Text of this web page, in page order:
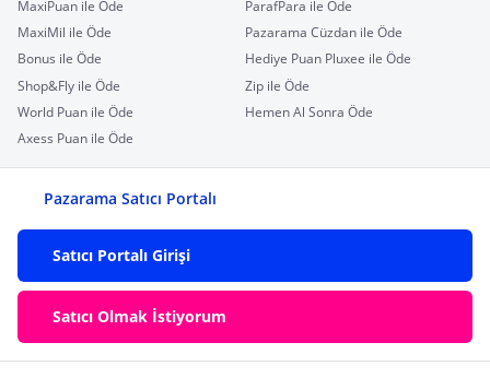
MaxiPuan ile Öde
ParafPara ile Öde
MaxiMil ile Öde
Pazarama Cüzdan ile Öde
Bonus ile Öde
Hediye Puan Pluxee ile Öde
Shop&Fly ile Öde
Zip ile Öde
World Puan ile Öde
Hemen Al Sonra Öde
Axess Puan ile Öde
Pazarama Satıcı Portalı
Satıcı Portalı Girişi
Satıcı Olmak İstiyorum